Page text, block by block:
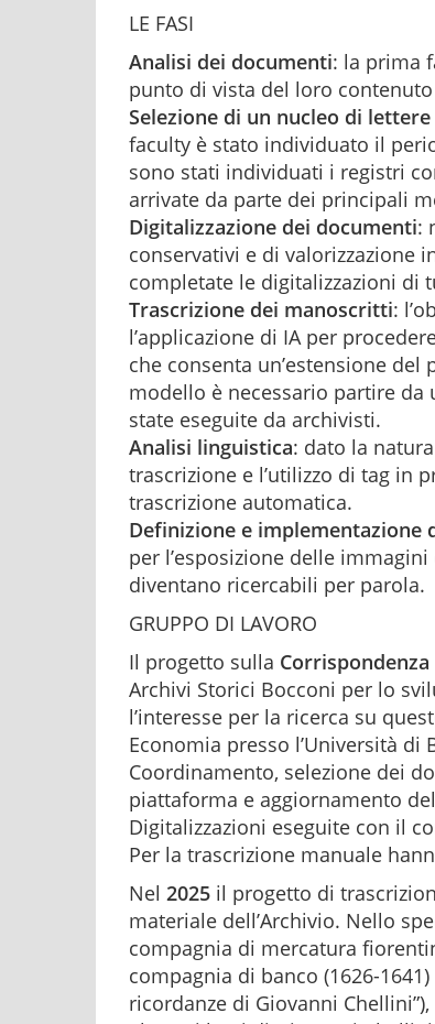
LE FASI
Analisi dei documenti: la prima
punto di vista del loro
Selezione di un nucleo di lettere
faculty è stato individuato il
sono stati individuati i registri
arrivate da parte dei principali
Digitalizzazione dei documenti:
conservativi e di valorizzazione
completate le digitalizzazioni di
Trascrizione dei manoscritti:
l’applicazione di IA per
che consenta un’estensione
modello è necessario partire
state eseguite da archivisti.
Analisi linguistica: dato la
trascrizione e l’utilizzo di tag in
trascrizione automatica.
Definizione e implementazione
per l’esposizione delle
diventano ricercabili per parola.
GRUPPO DI LAVORO
Il progetto sulla
Archivi Storici Bocconi per lo
l’interesse per la ricerca su
Economia presso l’Università di
Coordinamento, selezione dei
piattaforma e aggiornamento
Digitalizzazioni eseguite con il
Per la trascrizione manuale
Nel 2025 il progetto di
materiale dell’Archivio. Nello
compagnia di mercatura
compagnia di banco (1626-
ricordanze di Giovanni